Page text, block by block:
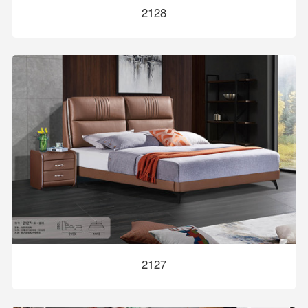
2128
2127